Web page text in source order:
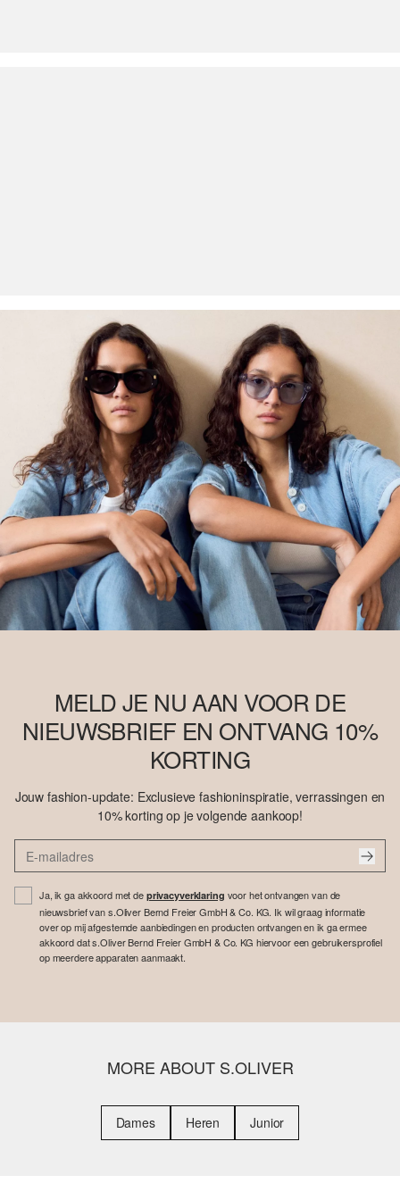
MELD JE NU AAN VOOR DE
NIEUWSBRIEF EN ONTVANG 10%
KORTING
Jouw fashion-update: Exclusieve fashioninspiratie, verrassingen en
10% korting op je volgende aankoop!
Ja, ik ga akkoord met de privacyverklaring voor het ontvangen van de
nieuwsbrief van s.Oliver Bernd Freier GmbH & Co. KG. Ik wil graag informatie
over op mij afgestemde aanbiedingen en producten ontvangen en ik ga ermee
akkoord dat s.Oliver Bernd Freier GmbH & Co. KG hiervoor een gebruikersprofiel
op meerdere apparaten aanmaakt.
MORE ABOUT S.OLIVER
Dames Heren Junior